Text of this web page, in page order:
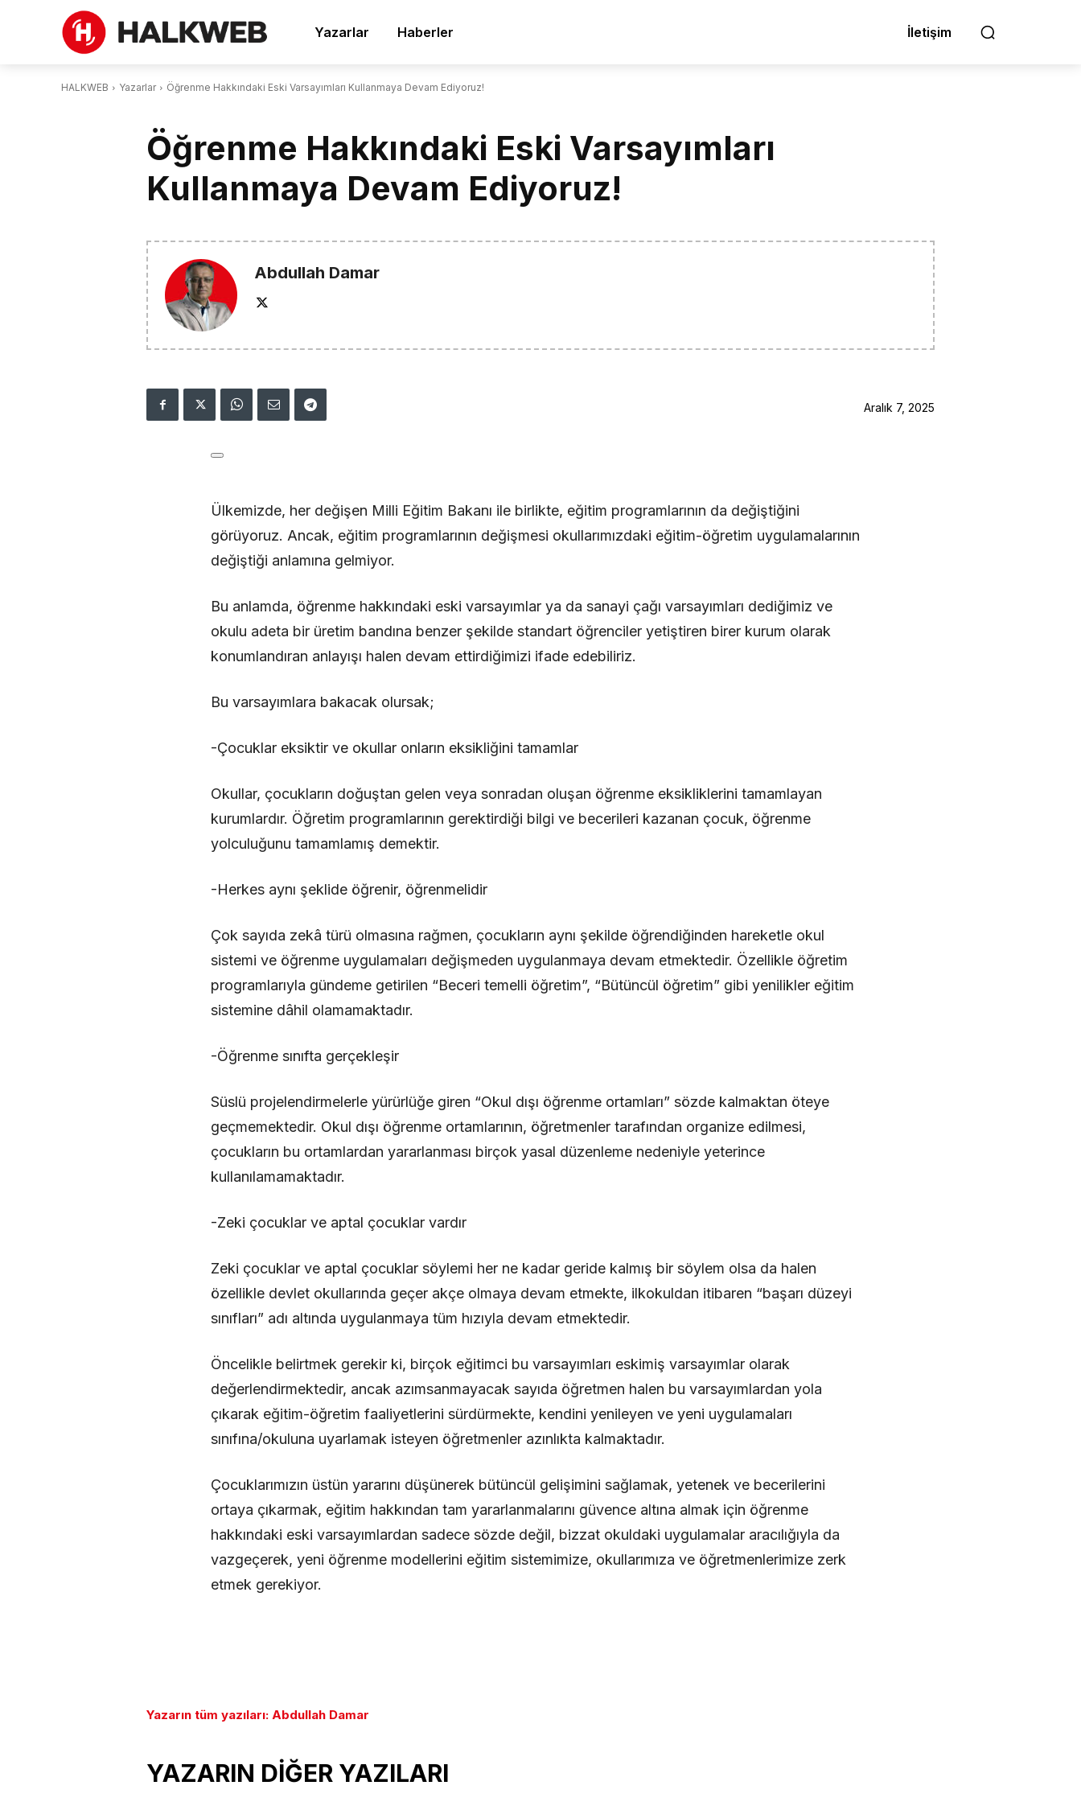
Yazarlar Haberler İletişim
HALKWEB Yazarlar Öğrenme Hakkındaki Eski Varsayımları Kullanmaya Devam Ediyoruz!
Öğrenme Hakkındaki Eski Varsayımları
Kullanmaya Devam Ediyoruz!
Abdullah Damar
Aralık 7, 2025
Ülkemizde, her değişen Milli Eğitim Bakanı ile birlikte, eğitim programlarının da değiştiğini
görüyoruz. Ancak, eğitim programlarının değişmesi okullarımızdaki eğitim-öğretim uygulamalarının
değiştiği anlamına gelmiyor.
Bu anlamda, öğrenme hakkındaki eski varsayımlar ya da sanayi çağı varsayımları dediğimiz ve
okulu adeta bir üretim bandına benzer şekilde standart öğrenciler yetiştiren birer kurum olarak
konumlandıran anlayışı halen devam ettirdiğimizi ifade edebiliriz.
Bu varsayımlara bakacak olursak;
-Çocuklar eksiktir ve okullar onların eksikliğini tamamlar
Okullar, çocukların doğuştan gelen veya sonradan oluşan öğrenme eksikliklerini tamamlayan
kurumlardır. Öğretim programlarının gerektirdiği bilgi ve becerileri kazanan çocuk, öğrenme
yolculuğunu tamamlamış demektir.
-Herkes aynı şeklide öğrenir, öğrenmelidir
Çok sayıda zekâ türü olmasına rağmen, çocukların aynı şekilde öğrendiğinden hareketle okul
sistemi ve öğrenme uygulamaları değişmeden uygulanmaya devam etmektedir. Özellikle öğretim
programlarıyla gündeme getirilen “Beceri temelli öğretim”, “Bütüncül öğretim” gibi yenilikler eğitim
sistemine dâhil olamamaktadır.
-Öğrenme sınıfta gerçekleşir
Süslü projelendirmelerle yürürlüğe giren “Okul dışı öğrenme ortamları” sözde kalmaktan öteye
geçmemektedir. Okul dışı öğrenme ortamlarının, öğretmenler tarafından organize edilmesi,
çocukların bu ortamlardan yararlanması birçok yasal düzenleme nedeniyle yeterince
kullanılamamaktadır.
-Zeki çocuklar ve aptal çocuklar vardır
Zeki çocuklar ve aptal çocuklar söylemi her ne kadar geride kalmış bir söylem olsa da halen
özellikle devlet okullarında geçer akçe olmaya devam etmekte, ilkokuldan itibaren “başarı düzeyi
sınıfları” adı altında uygulanmaya tüm hızıyla devam etmektedir.
Öncelikle belirtmek gerekir ki, birçok eğitimci bu varsayımları eskimiş varsayımlar olarak
değerlendirmektedir, ancak azımsanmayacak sayıda öğretmen halen bu varsayımlardan yola
çıkarak eğitim-öğretim faaliyetlerini sürdürmekte, kendini yenileyen ve yeni uygulamaları
sınıfına/okuluna uyarlamak isteyen öğretmenler azınlıkta kalmaktadır.
Çocuklarımızın üstün yararını düşünerek bütüncül gelişimini sağlamak, yetenek ve becerilerini
ortaya çıkarmak, eğitim hakkından tam yararlanmalarını güvence altına almak için öğrenme
hakkındaki eski varsayımlardan sadece sözde değil, bizzat okuldaki uygulamalar aracılığıyla da
vazgeçerek, yeni öğrenme modellerini eğitim sistemimize, okullarımıza ve öğretmenlerimize zerk
etmek gerekiyor.
Yazarın tüm yazıları: Abdullah Damar
YAZARIN DİĞER YAZILARI